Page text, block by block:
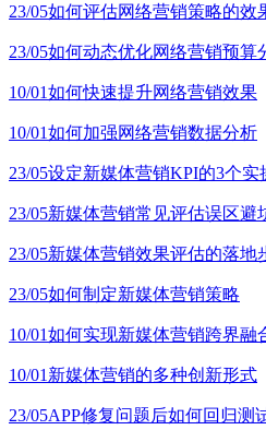
23/05如何评估网络营销策略的效
23/05如何动态优化网络营销预算
10/01如何快速提升网络营销效果
10/01如何加强网络营销数据分析
23/05设定新媒体营销KPI的3个实
23/05新媒体营销常见评估误区避
23/05新媒体营销效果评估的落地
23/05如何制定新媒体营销策略
10/01如何实现新媒体营销跨界融
10/01 新媒体营销的多种创新形式
23/05APP修复问题后如何回归测